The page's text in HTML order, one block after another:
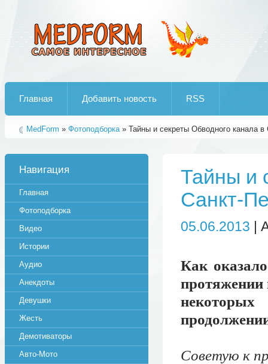
Главная Добавить новость RSS
MedForm » Фотоподборка» Тайны и секреты Обводного канала в
Тайны и
Санкт-
05.06.2013 |
Как
протяжении
Советую к
Навигация
Главная
Фотоподборка
Видео
Истории
Аудио
Анекдоты
Девушки
Жесть
Демотиваторы
Авто-Мото